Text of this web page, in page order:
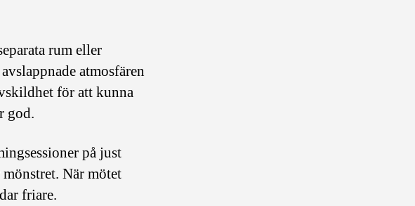
rum eller
atmosfären
för att kunna
god.
på just
När mötet
friare.